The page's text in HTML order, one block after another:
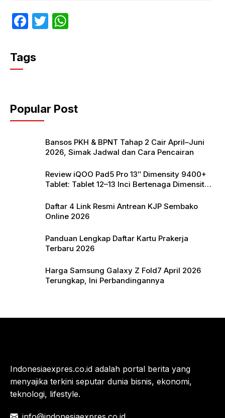
F
c
e
o
o
T
p
p
Tags
Popular Post
Bansos PKH & BPNT Tahap 2 Cair April–Juni
2026, Simak Jadwal dan Cara Pencairan
Review iQOO Pad5 Pro 13″ Dimensity 9400+
Tablet: Tablet 12–13 Inci Bertenaga Dimensity
Daftar 4 Link Resmi Antrean KJP Sembako
Online 2026
Panduan Lengkap Daftar Kartu Prakerja
Terbaru 2026
Harga Samsung Galaxy Z Fold7 April 2026
Terungkap, Ini Perbandingannya
Indonesiaexpres.co.id adalah portal berita yang
menyajika terkini seputar dunia bisnis, ekonomi,
teknologi, lifestyle.